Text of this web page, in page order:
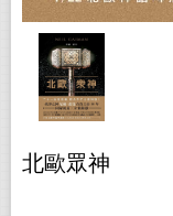
北歐眾神